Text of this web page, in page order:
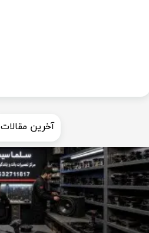
​​آخرین مقالات